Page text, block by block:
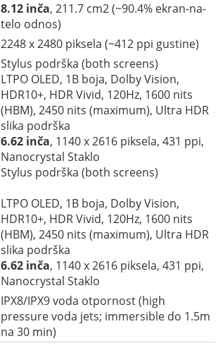
8.12 inča, 211.7 cm2 (~90.4% ekran-na-
telo odnos)
2248 x 2480 piksela (~412 ppi gustine)
Stylus podrška (both screens)
LTPO OLED, 1B boja, Dolby Vision,
HDR10+, HDR Vivid, 120Hz, 1600 nits
(HBM), 2450 nits (maximum), Ultra HDR
slika podrška
6.62 inča, 1140 x 2616 piksela, 431 ppi,
Nanocrystal Staklo
Stylus podrška (both screens)
LTPO OLED, 1B boja, Dolby Vision,
HDR10+, HDR Vivid, 120Hz, 1600 nits
(HBM), 2450 nits (maximum), Ultra HDR
slika podrška
6.62 inča, 1140 x 2616 piksela, 431 ppi,
Nanocrystal Staklo
IPX8/IPX9 voda otpornost (high
pressure voda jets; immersible do 1.5m
na 30 min)